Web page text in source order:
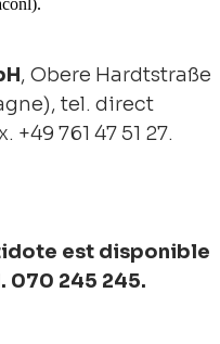
, Obere Hardtstraße
tel. direct
+49 761 47 51 27.
est disponible
070 245 245.